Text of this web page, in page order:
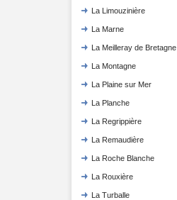
La Limouzinière
La Marne
La Meilleray de Bretagne
La Montagne
La Plaine sur Mer
La Planche
La Regrippière
La Remaudière
La Roche Blanche
La Rouxière
La Turballe